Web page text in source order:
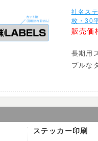
社名ス
枚・30
販売価
長期用
プルな
ステッカー印刷